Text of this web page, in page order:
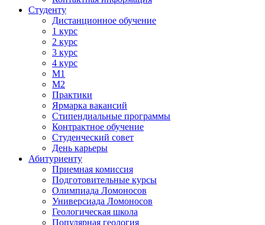
Студенту
Дистанционное обучение
1 курс
2 курс
3 курс
4 курс
М1
М2
Практики
Ярмарка вакансий
Стипендиальные программы
Контрактное обучение
Студенческий совет
День карьеры
Абитуриенту
Приемная комиссия
Подготовительные курсы
Олимпиада Ломоносов
Универсиада Ломоносов
Геологическая школа
Популярная геология